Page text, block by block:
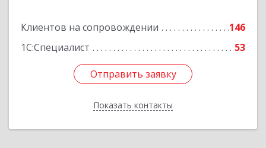
Клиентов на сопровождении
146
1С:Специалист
53
Отправить заявку
Показать контакты
Отправить заявку
Назад